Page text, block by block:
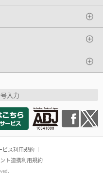
入力
ビス利用規約
ト連携利用規約